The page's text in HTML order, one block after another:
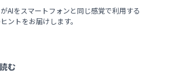
AIをスマートフォンと同じ感覚で利用する
ントをお届けします。
む